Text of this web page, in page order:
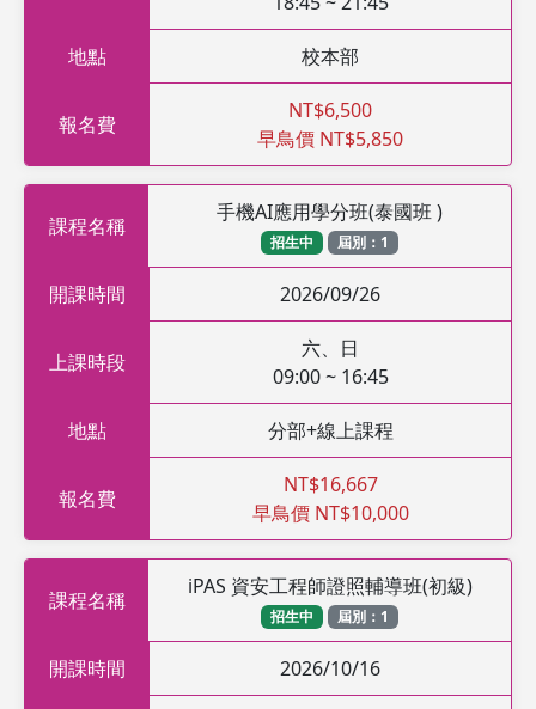
地點 校本部
報名費
NT$6,500
早鳥價 NT$5,850
課程名稱
手機AI應用學分班(泰國班 )
招生中 屆別：1
開課時間 2026/09/26
上課時段
六、日
09:00 ~ 16:45
地點 分部+線上課程
報名費
NT$16,667
早鳥價 NT$10,000
課程名稱
iPAS 資安工程師證照輔導班(初級)
招生中 屆別：1
開課時間 2026/10/16